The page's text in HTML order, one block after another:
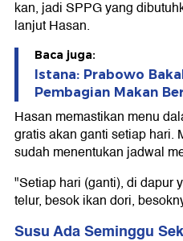
kan, jadi SPPG yang
lanjut Hasan.
Baca juga:
Istana: Prabowo
Pembagian Makan
Hasan memastikan menu
gratis akan ganti setiap hari.
sudah menentukan jadwal
"Setiap hari (ganti), di dapur
telur, besok ikan dori,
Susu Ada Seminggu